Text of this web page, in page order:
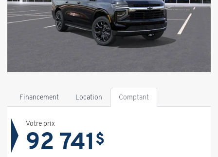
Financement Location Comptant
Votre prix
92 741$